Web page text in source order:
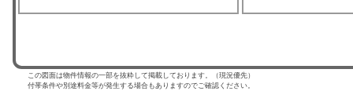
この図面は物件情報の一部を抜粋して掲載しております。（現況優先）
付帯条件や別途料金等が発生する場合もありますのでご確認ください。